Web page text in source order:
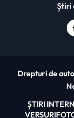
Știri
Drepturi de
ȘTIRI
VERSURI